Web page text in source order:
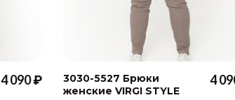
4 090 ₽
3030-5527 Брюки
женские VIRGI STYLE
4